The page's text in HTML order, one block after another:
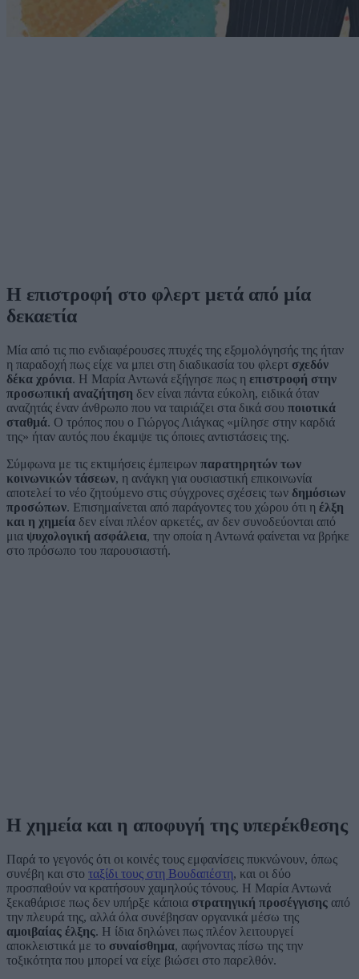
Η επιστροφή στο φλερτ μετά από μία
δεκαετία
Μία από τις πιο ενδιαφέρουσες πτυχές της εξομολόγησής της ήταν
η παραδοχή πως είχε να μπει στη διαδικασία του φλερτ σχεδόν
δέκα χρόνια. Η Μαρία Αντωνά εξήγησε πως η επιστροφή στην
προσωπική αναζήτηση δεν είναι πάντα εύκολη, ειδικά όταν
αναζητάς έναν άνθρωπο που να ταιριάζει στα δικά σου ποιοτικά
σταθμά. Ο τρόπος που ο Γιώργος Λιάγκας «μίλησε στην καρδιά
της» ήταν αυτός που έκαμψε τις όποιες αντιστάσεις της.
Σύμφωνα με τις εκτιμήσεις έμπειρων παρατηρητών των
κοινωνικών τάσεων, η ανάγκη για ουσιαστική επικοινωνία
αποτελεί το νέο ζητούμενο στις σύγχρονες σχέσεις των δημόσιων
προσώπων. Επισημαίνεται από παράγοντες του χώρου ότι η έλξη
και η χημεία δεν είναι πλέον αρκετές, αν δεν συνοδεύονται από
μια ψυχολογική ασφάλεια, την οποία η Αντωνά φαίνεται να βρήκε
στο πρόσωπο του παρουσιαστή.
Η χημεία και η αποφυγή της υπερέκθεσης
Παρά το γεγονός ότι οι κοινές τους εμφανίσεις πυκνώνουν, όπως
συνέβη και στο ταξίδι τους στη Βουδαπέστη, και οι δύο
προσπαθούν να κρατήσουν χαμηλούς τόνους. Η Μαρία Αντωνά
ξεκαθάρισε πως δεν υπήρξε κάποια στρατηγική προσέγγισης από
την πλευρά της, αλλά όλα συνέβησαν οργανικά μέσω της
αμοιβαίας έλξης. Η ίδια δηλώνει πως πλέον λειτουργεί
αποκλειστικά με το συναίσθημα, αφήνοντας πίσω της την
τοξικότητα που μπορεί να είχε βιώσει στο παρελθόν.